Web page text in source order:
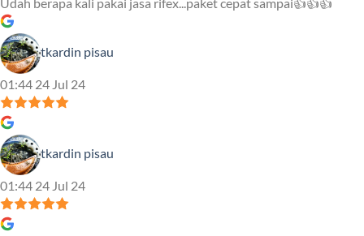
tkardin pisau
01:44 24 Jul 24
tkardin pisau
01:44 24 Jul 24